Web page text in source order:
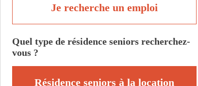
Je recherche un emploi
Quel type de résidence seniors recherchez-
vous ?
Résidence seniors à la location